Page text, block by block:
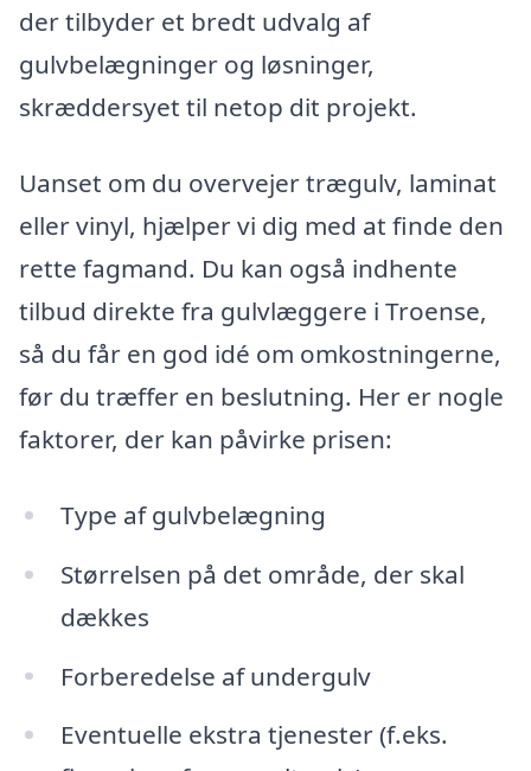
der tilbyder et bredt udvalg af
gulvbelægninger og løsninger,
skræddersyet til netop dit projekt.
Uanset om du overvejer trægulv, laminat
eller vinyl, hjælper vi dig med at finde den
rette fagmand. Du kan også indhente
tilbud direkte fra gulvlæggere i Troense,
så du får en god idé om omkostningerne,
før du træffer en beslutning. Her er nogle
faktorer, der kan påvirke prisen:
Type af gulvbelægning
Størrelsen på det område, der skal
dækkes
Forberedelse af undergulv
Eventuelle ekstra tjenester (f.eks.